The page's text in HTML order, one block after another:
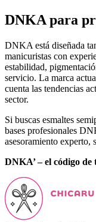
DNKA para
DNKA está diseñada
manicuristas con
estabilidad,
servicio. La marca
cuenta las tendencias
sector.
Si buscas esmaltes
bases profesionales
asesoramiento
DNKA’ – el código